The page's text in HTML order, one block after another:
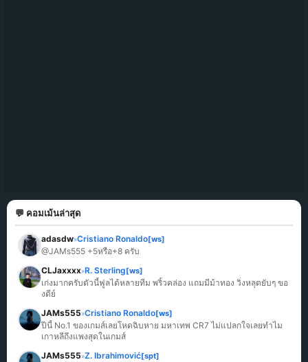
💬 คอมเม้นล่าสุด
adasdw»Cristiano Ronaldo[ws]
@JAMs555 +5หรือ+8 ครับ
CLJaxxxx»R. Sterling[ws]
เก่งมากครับตัวนี้ฟูลได้หลายทีม พริ้วคล่อง แถมมีม้าทอง วิ่งหลุดยับๆ ขอ
งดีย์
JAMs555»Cristiano Ronaldo[ws]
ปีนี้ No.1 ของเกมส์เลยโหดฉิบหาย มหาเทพ CR7 ไม่แปลกใจเลยทำไม
เกาหลีถึงแพงสุดในเกมส์
JAMs555»Z. Ibrahimović[spt]